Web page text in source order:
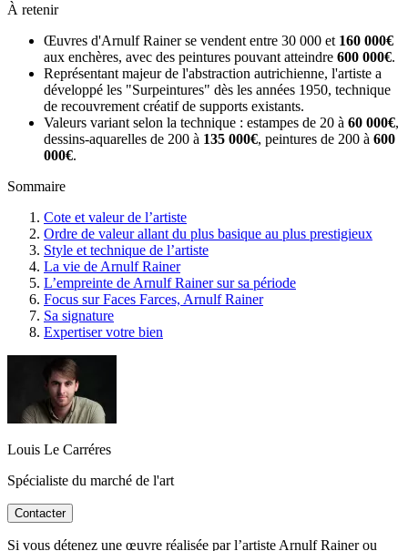
À retenir
Œuvres d'Arnulf Rainer se vendent entre 30 000 et 160 000€
aux enchères, avec des peintures pouvant atteindre 600 000€.
Représentant majeur de l'abstraction autrichienne, l'artiste a
développé les "Surpeintures" dès les années 1950, technique
de recouvrement créatif de supports existants.
Valeurs variant selon la technique : estampes de 20 à 60 000€,
dessins-aquarelles de 200 à 135 000€, peintures de 200 à 600
000€.
Sommaire
Cote et valeur de l’artiste
Ordre de valeur allant du plus basique au plus prestigieux
Style et technique de l’artiste
La vie de Arnulf Rainer
L’empreinte de Arnulf Rainer sur sa période
Focus sur Faces Farces, Arnulf Rainer
Sa signature
Expertiser votre bien
Louis Le Carréres
Spécialiste du marché de l'art
Contacter
Si vous détenez une œuvre réalisée par l’artiste Arnulf Rainer ou